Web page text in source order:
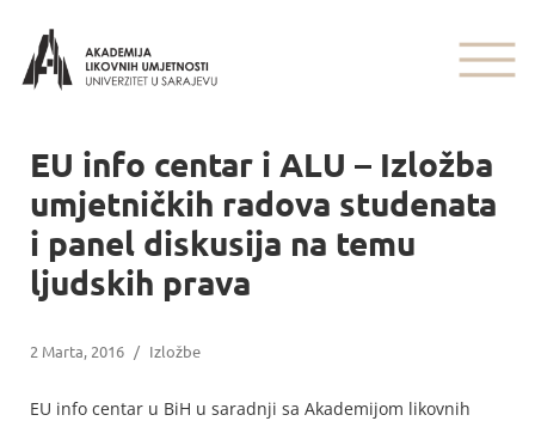
EU info centar i ALU – Izložba
umjetničkih radova studenata
i panel diskusija na temu
ljudskih prava
2 Marta, 2016 / Izložbe
EU info centar u BiH u saradnji sa Akademijom likovnih